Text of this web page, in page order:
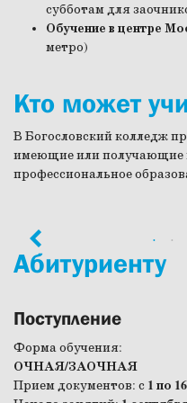
субботам для
Обучение в центре
метро)
Кто может
В Богословский колледж
имеющие или получающие
профессиональное
Абитуриенту
Поступление
Форма обучения:
ОЧНАЯ/ЗАОЧНАЯ
Прием документов: с 1 по